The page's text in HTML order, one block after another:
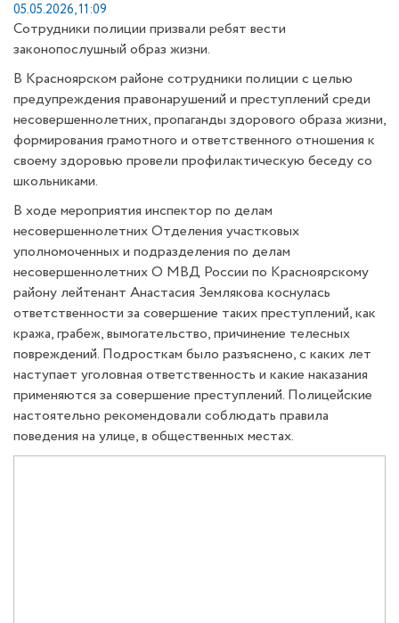
05.05.2026, 11:09
Сотрудники полиции призвали ребят вести
законопослушный образ жизни.
В Красноярском районе сотрудники полиции с целью
предупреждения правонарушений и преступлений среди
несовершеннолетних, пропаганды здорового образа жизни,
формирования грамотного и ответственного отношения к
своему здоровью провели профилактическую беседу со
школьниками.
В ходе мероприятия инспектор по делам
несовершеннолетних Отделения участковых
уполномоченных и подразделения по делам
несовершеннолетних О МВД России по Красноярскому
району лейтенант Анастасия Землякова коснулась
ответственности за совершение таких преступлений, как
кража, грабеж, вымогательство, причинение телесных
повреждений. Подросткам было разъяснено, с каких лет
наступает уголовная ответственность и какие наказания
применяются за совершение преступлений. Полицейские
настоятельно рекомендовали соблюдать правила
поведения на улице, в общественных местах.